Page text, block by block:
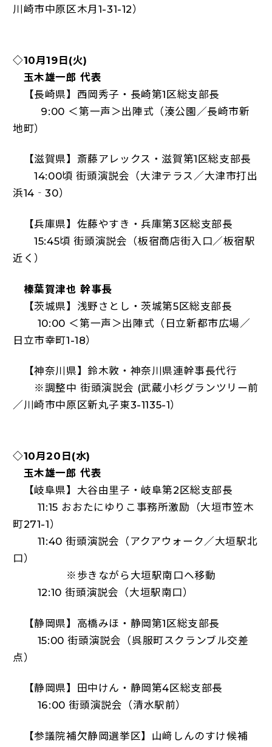
川崎市中原区木月1-31-12）
◇10月19日(火)
玉木雄一郎 代表
【長崎県】西岡秀子・長崎第1区総支部長
9:00 ＜第一声＞出陣式（湊公園／長崎市新
地町）
【滋賀県】斎藤アレックス・滋賀第1区総支部長
14:00頃 街頭演説会（大津テラス／大津市打出
浜14‐30）
【兵庫県】佐藤やすき・兵庫第3区総支部長
15:45頃 街頭演説会（板宿商店街入口／板宿駅
近く）
榛葉賀津也 幹事長
【茨城県】浅野さとし・茨城第5区総支部長
10:00 ＜第一声＞出陣式（日立新都市広場／
日立市幸町1-18）
【神奈川県】鈴木敦・神奈川県連幹事長代行
※調整中 街頭演説会 (武蔵小杉グランツリー前
／川崎市中原区新丸子東3-1135-1）
◇10月20日(水)
玉木雄一郎 代表
【岐阜県】大谷由里子・岐阜第2区総支部長
11:15 おおたにゆりこ事務所激励（大垣市笠木
町271-1）
11:40 街頭演説会（アクアウォーク／大垣駅北
口）
※歩きながら大垣駅南口へ移動
12:10 街頭演説会（大垣駅南口）
【静岡県】高橋みほ・静岡第1区総支部長
15:00 街頭演説会（呉服町スクランブル交差
点）
【静岡県】田中けん・静岡第4区総支部長
16:00 街頭演説会（清水駅前）
【参議院補欠静岡選挙区】山﨑しんのすけ候補